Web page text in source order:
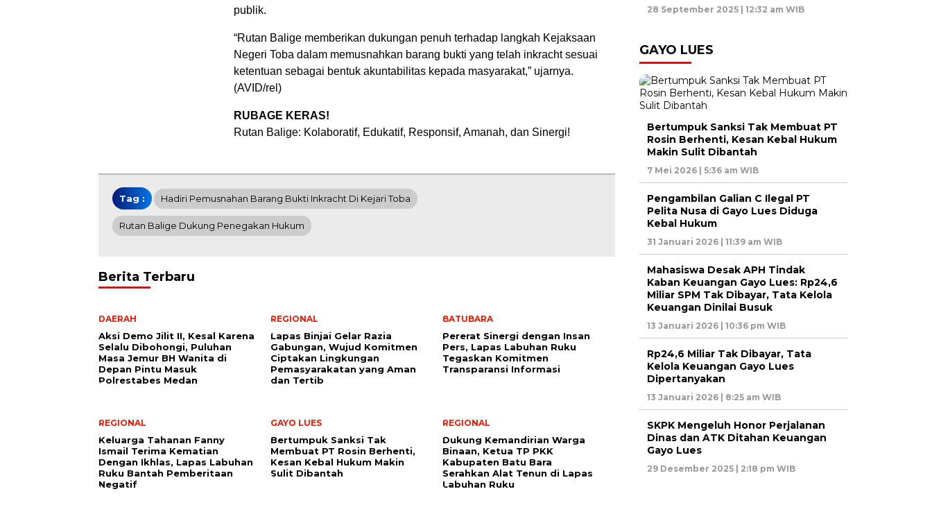
publik.
“Rutan Balige memberikan dukungan penuh terhadap langkah Kejaksaan
Negeri Toba dalam memusnahkan barang bukti yang telah inkracht sesuai
ketentuan sebagai bentuk akuntabilitas kepada masyarakat,” ujarnya.
(AVID/rel)
RUBAGE KERAS!
Rutan Balige: Kolaboratif, Edukatif, Responsif, Amanah, dan Sinergi!
Tag : Hadiri Pemusnahan Barang Bukti Inkracht Di Kejari Toba
Rutan Balige Dukung Penegakan Hukum
Berita Terbaru
DAERAH
Aksi Demo Jilit II, Kesal Karena
Selalu Dibohongi, Puluhan
Masa Jemur BH Wanita di
Depan Pintu Masuk
Polrestabes Medan
REGIONAL
Lapas Binjai Gelar Razia
Gabungan, Wujud Komitmen
Ciptakan Lingkungan
Pemasyarakatan yang Aman
dan Tertib
BATUBARA
Pererat Sinergi dengan Insan
Pers, Lapas Labuhan Ruku
Tegaskan Komitmen
Transparansi Informasi
REGIONAL
Keluarga Tahanan Fanny
Ismail Terima Kematian
Dengan Ikhlas, Lapas Labuhan
Ruku Bantah Pemberitaan
Negatif
GAYO LUES
Bertumpuk Sanksi Tak
Membuat PT Rosin Berhenti,
Kesan Kebal Hukum Makin
Sulit Dibantah
REGIONAL
Dukung Kemandirian Warga
Binaan, Ketua TP PKK
Kabupaten Batu Bara
Serahkan Alat Tenun di Lapas
Labuhan Ruku
28 September 2025 | 12:32 am WIB
GAYO LUES
Bertumpuk Sanksi Tak Membuat PT
Rosin Berhenti, Kesan Kebal Hukum
Makin Sulit Dibantah
7 Mei 2026 | 5:36 am WIB
Pengambilan Galian C Ilegal PT
Pelita Nusa di Gayo Lues Diduga
Kebal Hukum
31 Januari 2026 | 11:39 am WIB
Mahasiswa Desak APH Tindak
Kaban Keuangan Gayo Lues: Rp24,6
Miliar SPM Tak Dibayar, Tata Kelola
Keuangan Dinilai Busuk
13 Januari 2026 | 10:36 pm WIB
Rp24,6 Miliar Tak Dibayar, Tata
Kelola Keuangan Gayo Lues
Dipertanyakan
13 Januari 2026 | 8:25 am WIB
SKPK Mengeluh Honor Perjalanan
Dinas dan ATK Ditahan Keuangan
Gayo Lues
29 Desember 2025 | 2:18 pm WIB